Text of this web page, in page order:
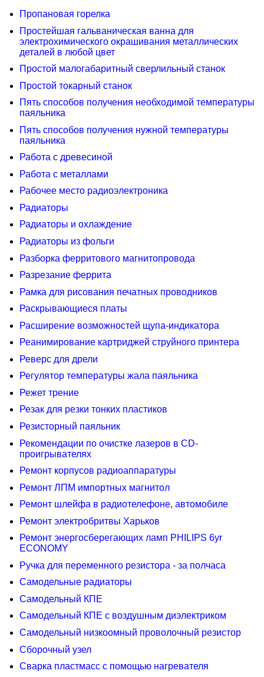
Пропановая горелка
Простейшая гальваническая ванна для
электрохимического окрашивания металлических
деталей в любой цвет
Простой малогабаритный сверлильный станок
Простой токарный станок
Пять способов получения необходимой температуры
паяльника
Пять способов получения нужной температуры
паяльника
Работа с древесиной
Работа с металлами
Рабочее место радиоэлектроника
Радиаторы
Радиаторы и охлаждение
Радиаторы из фольги
Разборка ферритового магнитопровода
Разрезание феррита
Рамка для рисования печатных проводников
Раскрывающиеся платы
Расширение возможностей щупа-индикатора
Реанимирование картриджей струйного принтера
Реверс для дрели
Регулятор температуры жала паяльника
Режет трение
Резак для резки тонких пластиков
Резисторный паяльник
Рекомендации по очистке лазеров в CD-
проигрывателях
Ремонт корпусов радиоаппаратуры
Ремонт ЛПМ импортных магнитол
Ремонт шлейфа в радиотелефоне, автомобиле
Ремонт электробритвы Харьков
Ремонт энергосберегающих ламп PHILIPS 6yr
ECONOMY
Ручка для переменного резистора - за полчаса
Самодельные радиаторы
Самодельный КПЕ
Самодельный КПЕ с воздушным диэлектриком
Самодельный низкоомный проволочный резистор
Сборочный узел
Сварка пластмасс с помощью нагревателя